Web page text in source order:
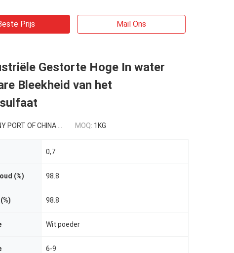
Prijs Mail Ons
Gestorte Hoge In water
Bleekheid van het
OF CHINA USD 0.3-0.9/kg MOQ: 1KG
0,7
(%) 98.8
98.8
Wit poeder
6-9